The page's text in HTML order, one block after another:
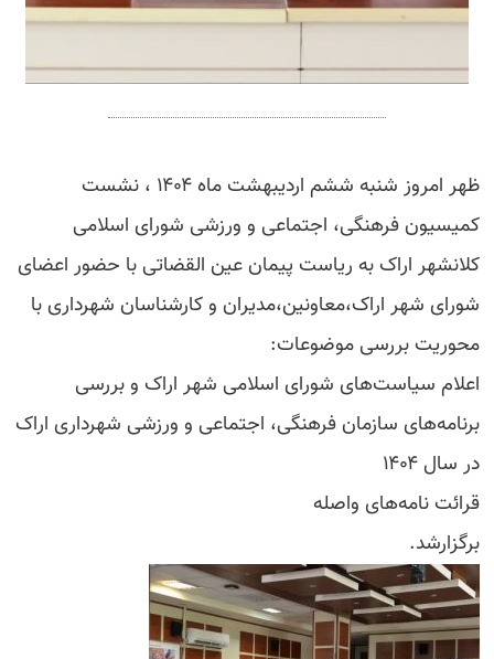
ظهر امروز شنبه ششم اردیبهشت ماه ۱۴۰۴ ، نشست
کمیسیون فرهنگی، اجتماعی و ورزشی شورای اسلامی
کلانشهر اراک به ریاست پیمان عین القضاتی با حضور اعضای
شورای شهر اراک،معاونین،مدیران و کارشناسان شهرداری با
محوریت بررسی موضوعات:
اعلام سیاست‌های شورای اسلامی شهر اراک و بررسی
برنامه‌های سازمان فرهنگی، اجتماعی و ورزشی شهرداری اراک
در سال ۱۴۰۴
قرائت نامه‌های واصله
برگزارشد.